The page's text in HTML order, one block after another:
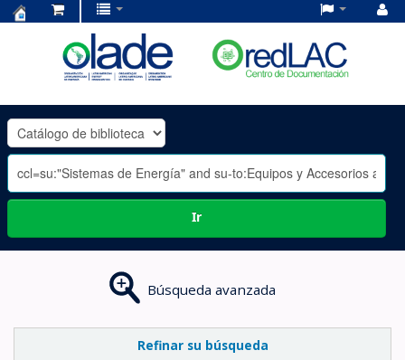
OLADE
-
Ir
Búsqueda avanzada
Refinar su búsqueda